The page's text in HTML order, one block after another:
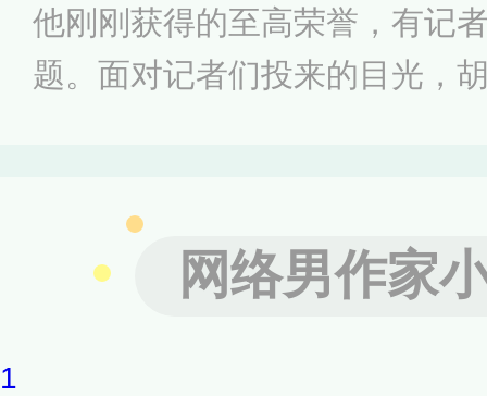
他刚刚获得的至高荣誉，有记
题。面对记者们投来的目光，
网络男作家
1